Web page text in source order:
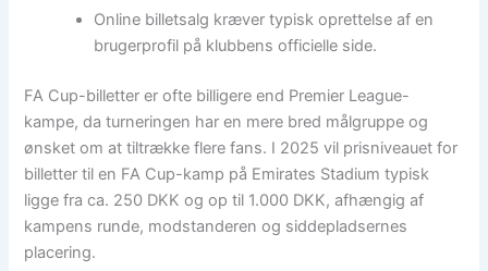
Online billetsalg kræver typisk oprettelse af en
brugerprofil på klubbens officielle side.
FA Cup-billetter er ofte billigere end Premier League-
kampe, da turneringen har en mere bred målgruppe og
ønsket om at tiltrække flere fans. I 2025 vil prisniveauet for
billetter til en FA Cup-kamp på Emirates Stadium typisk
ligge fra ca. 250 DKK og op til 1.000 DKK, afhængig af
kampens runde, modstanderen og siddepladsernes
placering.